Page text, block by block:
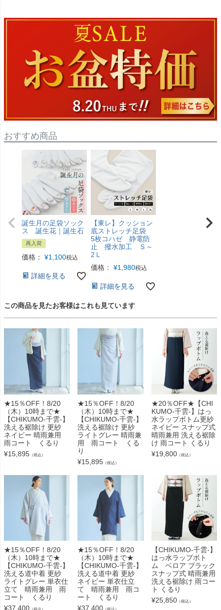
おすすめ商品
誕生月の足袋ソック
ス 誕生花｜誕生石
再入荷
価格： ¥1,100税込
詳細を見る
【東レ】クッション
底ストレッチ足袋
5枚コハゼ 静電防
止 撥水加工 Ｓ～
2Ｌ
価格：
¥1,980税込
詳細を見る
この商品を見たお客様はこれも見ています
★15％OFF！8/20
（木）10時まで★
【CHIKUMO-千雲-】
洗える裾除け 更紗
ネイビー 晴雨兼用
雨コート くるり
¥15,895 （税込）
★15％OFF！8/20
（木）10時まで★
【CHIKUMO-千雲-】
洗える裾除け 更紗
ライトグレー 晴雨兼
用 雨コート くる
り
¥15,895 （税込）
★20％OFF★【CHI
KUMO-千雲-】はっ
水ラップボトム更紗
ネイビー スナップ式
晴雨兼用 洗える裾除
け 雨コート くるり
¥19,800（税込）
★15％OFF！8/20
（木）10時まで★
【CHIKUMO-千雲-】
洗える道中着 更紗
ライトグレー 単衣仕
立て 晴雨兼用 雨
コート くるり
¥37,400 （税込）
★15％OFF！8/20
（木）10時まで★
【CHIKUMO-千雲-】
洗える道中着 更紗
ネイビー 単衣仕立
て 晴雨兼用 雨コ
ート くるり
¥37,400 （税込）
【CHIKUMO-千雲-】
はっ水ラップボト
ム ベロア ブラック
スナップ式 晴雨兼用
洗える裾除け 雨コー
ト くるり
¥25,850（税込）